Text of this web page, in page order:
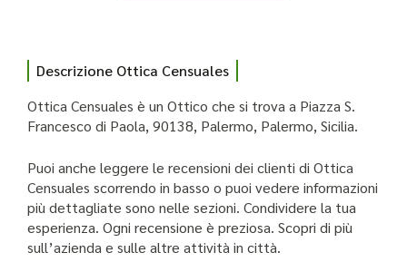
Descrizione Ottica Censuales
Ottica Censuales è un Ottico che si trova a Piazza S.
Francesco di Paola, 90138, Palermo, Palermo, Sicilia.
Puoi anche leggere le recensioni dei clienti di Ottica
Censuales scorrendo in basso o puoi vedere informazioni
più dettagliate sono nelle sezioni. Condividere la tua
esperienza. Ogni recensione è preziosa. Scopri di più
sull’azienda e sulle altre attività in città.